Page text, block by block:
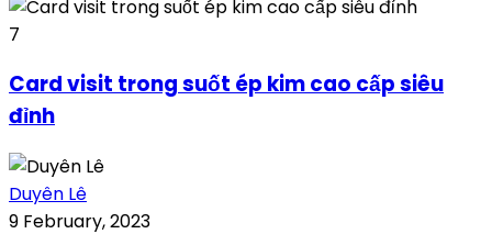
7
Card visit trong suốt ép kim cao cấp siêu
đỉnh
Duyên Lê
9 February, 2023